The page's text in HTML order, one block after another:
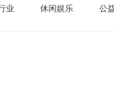
业 休闲娱乐 公